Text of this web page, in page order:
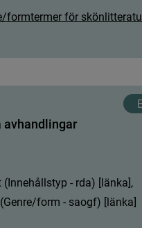
/formtermer för skönlitteratu
avhand ingar
(Innehållstyp - rda) [länka],
(Genre/form - saogf) [länka]